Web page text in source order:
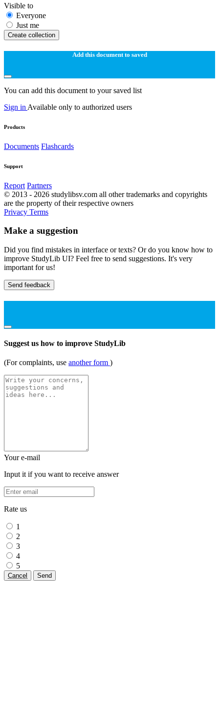
Visible to
Everyone
Just me
Create collection
Add this document to saved
You can add this document to your saved list
Sign in Available only to authorized users
Products
Documents Flashcards
Support
Report Partners
© 2013 - 2026 studylibsv.com all other trademarks and copyrights
are the property of their respective owners
Privacy Terms
Make a suggestion
Did you find mistakes in interface or texts? Or do you know how to
improve StudyLib UI? Feel free to send suggestions. It's very
important for us!
Send feedback
Suggest us how to improve StudyLib
(For complaints, use another form )
Your e-mail
Input it if you want to receive answer
Rate us
1
2
3
4
5
Cancel Send